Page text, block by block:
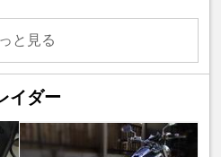
と見る
イダー